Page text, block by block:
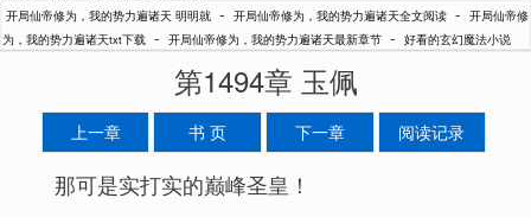
开局仙帝修为，我的势力遍诸天 明明就 - 开局仙帝修为，我的势力遍诸天全文阅读 - 开局仙帝修
为，我的势力遍诸天txt下载 - 开局仙帝修为，我的势力遍诸天最新章节 - 好看的玄幻魔法小说
第1494章 玉佩
上一章 书 页 下一章 阅读记录
那可是实打实的巅峰圣皇！